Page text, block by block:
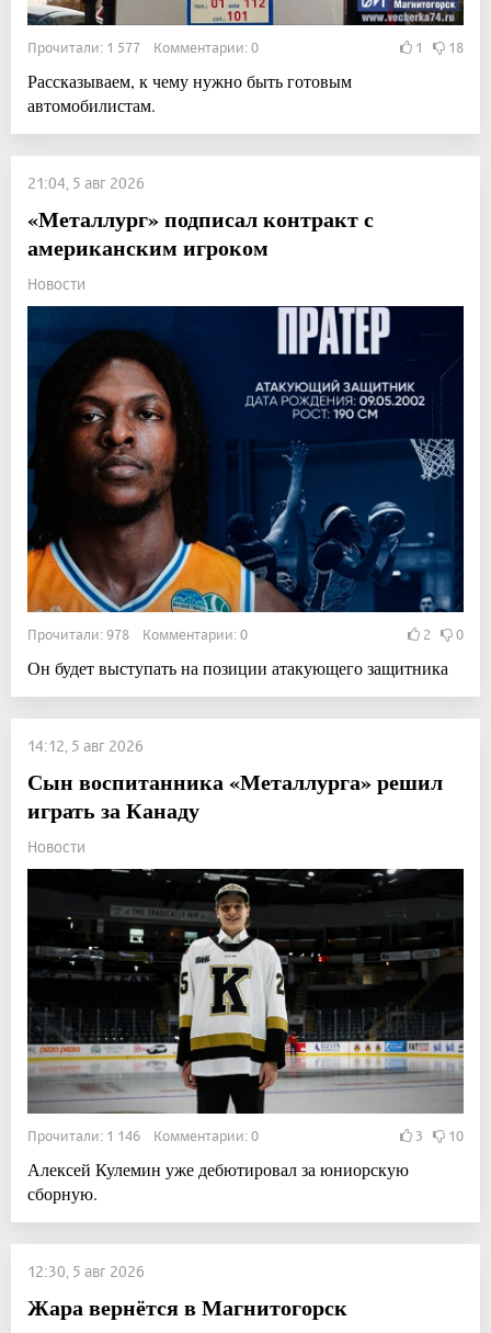
Прочитали: 1 577 Комментарии: 0 1 18
Рассказываем, к чему нужно быть готовым
автомобилистам.
21:04, 5 авг 2026
«Металлург» подписал контракт с
американским игроком
Новости
Прочитали: 978 Комментарии: 0 2 0
Он будет выступать на позиции атакующего защитника
14:12, 5 авг 2026
Сын воспитанника «Металлурга» решил
играть за Канаду
Новости
Прочитали: 1 146 Комментарии: 0 3 10
Алексей Кулемин уже дебютировал за юниорскую
сборную.
12:30, 5 авг 2026
Жара вернётся в Магнитогорск